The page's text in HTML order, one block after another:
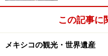
＜エコビシーのオフィス
■サンラファエル地区
住所：José Rosas Moreno
アクセス：メトロブス
この記事に
メキシコの観光・世界遺産